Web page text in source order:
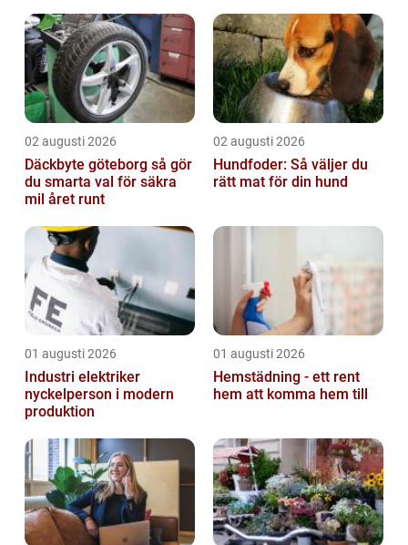
02 augusti 2026
Däckbyte göteborg så gör
du smarta val för säkra
mil året runt
02 augusti 2026
Hundfoder: Så väljer du
rätt mat för din hund
01 augusti 2026
Industri elektriker
nyckelperson i modern
produktion
01 augusti 2026
Hemstädning - ett rent
hem att komma hem till